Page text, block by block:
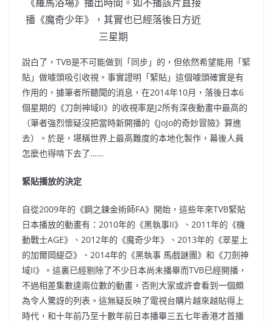
播《魔奇少年》，其實也已經落後日方近
三星期
說白了，TVB是不可能做到「同步」的，但依然希望能用「緊
貼」做噱頭吸引收視。事實證明「緊貼」這個噱頭確實是有
作用的，據筆者所聽聞的消息，在2014年10月，落後日本6
個星期的《刀劍神域II》的收視率是J2所有深夜動畫中最高的
（筆者強烈懷疑沒把當時新開播的《JoJo的奇妙冒險》算進
去）。於是，堪稱世界上最高難度的本地化製作，幕後人員
怎麼也得啃下去了……
緊貼播放的決定
自從2009年的《鋼之鍊金術師FA》開始，這些年來TVB緊貼
日本播放的動畫有：2010年的《黑執事II》、2011年的《機
動戰士AGE》、2012年的《魔奇少年》、2013年的《翠星上
的加爾岡緹亞》、2014年的《黑執事 馬戲謎團》和《刀劍神
域II》。這裏已經剔除了不少日本尚未播畢而TVB已經開播，
不過相差集數達兩位數的動畫，否則大家或許會看到一個頗
為令人驚訝的列表。這無疑反映了電視台購片越來越貼得上
時代，和十年前乃至十數年前日本播畢三五七年香港才首播